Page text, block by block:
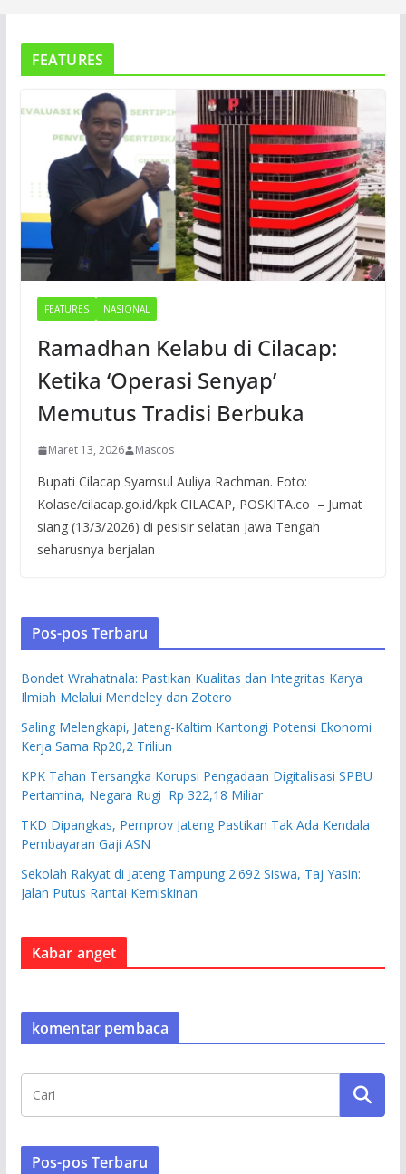
FEATURES
FEATURES NASIONAL
Ramadhan Kelabu di Cilacap:
Ketika ‘Operasi Senyap’
Memutus Tradisi Berbuka
Maret 13, 2026 Mascos
Bupati Cilacap Syamsul Auliya Rachman. Foto:
Kolase/cilacap.go.id/kpk CILACAP, POSKITA.co – Jumat
siang (13/3/2026) di pesisir selatan Jawa Tengah
seharusnya berjalan
Pos-pos Terbaru
Bondet Wrahatnala: Pastikan Kualitas dan Integritas Karya
Ilmiah Melalui Mendeley dan Zotero
Saling Melengkapi, Jateng-Kaltim Kantongi Potensi Ekonomi
Kerja Sama Rp20,2 Triliun
KPK Tahan Tersangka Korupsi Pengadaan Digitalisasi SPBU
Pertamina, Negara Rugi Rp 322,18 Miliar
TKD Dipangkas, Pemprov Jateng Pastikan Tak Ada Kendala
Pembayaran Gaji ASN
Sekolah Rakyat di Jateng Tampung 2.692 Siswa, Taj Yasin:
Jalan Putus Rantai Kemiskinan
Kabar anget
komentar pembaca
Pos-pos Terbaru